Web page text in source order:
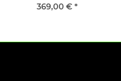
369,00 € *